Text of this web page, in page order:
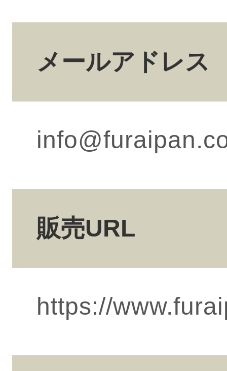
メールアドレス
販売URL
https://